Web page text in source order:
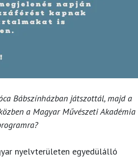
Bábszínházban játszottál, majd a
a Magyar Művészeti Akadémia
nyelvterületen egyedülálló